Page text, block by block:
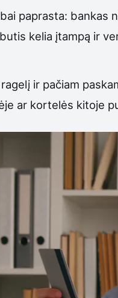
paprasta:
kelia įtampą ir
ir pačiam
ar kortelės kitoje